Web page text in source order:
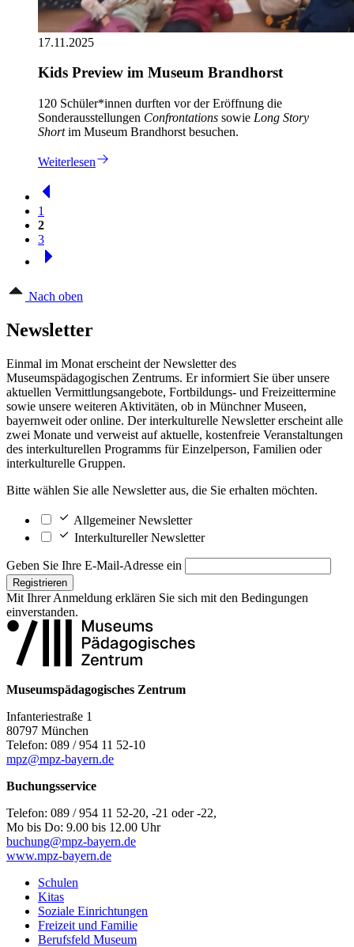
17.11.2025
Kids Preview im Museum Brandhorst
120 Schüler*innen durften vor der Eröffnung die
Sonderausstellungen Confrontations sowie Long Story
Shortim Museum Brandhorst besuchen.
Weiterlesen
1
2
3
Nach oben
Newsletter
Einmal im Monat erscheint der Newsletter des
Museumspädagogischen Zentrums. Er informiert Sie über unsere
aktuellen Vermittlungsangebote, Fortbildungs- und Freizeittermine
sowie unsere weiteren Aktivitäten, ob in Münchner Museen,
bayernweit oder online. Der interkulturelle Newsletter erscheint alle
zwei Monate und verweist auf aktuelle, kostenfreie Veranstaltungen
des interkulturellen Programms für Einzelperson, Familien oder
interkulturelle Gruppen.
Bitte wählen Sie alle Newsletter aus, die Sie erhalten möchten.
Allgemeiner Newsletter
Interkultureller Newsletter
Geben Sie Ihre E-Mail-Adresse ein
Registrieren
Mit Ihrer Anmeldung erklären Sie sich mit den Bedingungen
einverstanden.
Museumspädagogisches Zentrum
Infanteriestraße 1
80797 München
Telefon: 089 / 954 11 52-10
mpz@mpz-bayern.de
Buchungsservice
Telefon: 089 / 954 11 52-20, -21 oder -22,
Mo bis Do: 9.00 bis 12.00 Uhr
buchung@mpz-bayern.de
www.mpz-bayern.de
Schulen
Kitas
Soziale Einrichtungen
Freizeit und Familie
Berufsfeld Museum